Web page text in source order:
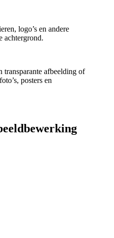
logo’s en andere
achtergrond.
transparante afbeelding of
posters en